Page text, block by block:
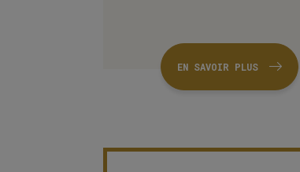
EN SAVOIR PLUS